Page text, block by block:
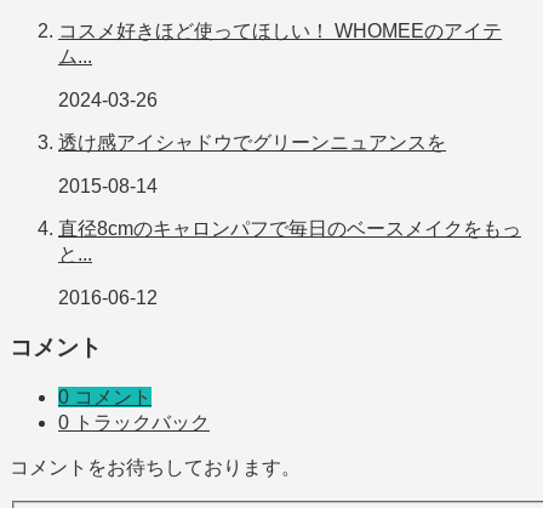
コスメ好きほど使ってほしい！ WHOMEEのアイテ
ム...
2024-03-26
透け感アイシャドウでグリーンニュアンスを
2015-08-14
直径8cmのキャロンパフで毎日のベースメイクをもっ
と...
2016-06-12
コメント
0 コメント
0 トラックバック
コメントをお待ちしております。